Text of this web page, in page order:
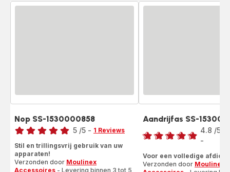
Nop SS-1530000858
Beoordeling
met
vijf
5 /5 - 1 Reviews
Stil en trillingsvrij gebruik van uw
apparaten!
Verzonden door Moulinex
Accessoires - Levering binnen 3 tot 5
Aandrijfas SS-
Beoordeling
4.8 /5
-
Voor een volledige
Verzonden door Moulinex